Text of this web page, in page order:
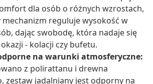
dla osób o różnych wzrostach,
mechanizm reguluje wysokość w
dając swobodę, która nadaje się
- kolacji czy bufetu.
na warunki atmosferyczne:
z polirattanu i drewna
zestaw jadalniany jest odporny na